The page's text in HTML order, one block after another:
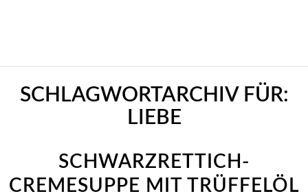
SCHLAGWORTARCHIV FÜR:
LIEBE
SCHWARZRETTICH-
CREMESUPPE MIT TRÜFFELÖL